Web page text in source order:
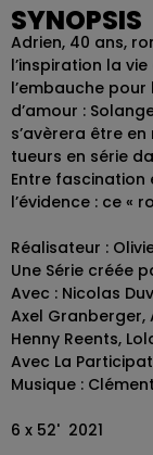
SYNOPSIS
Adrien, 40 ans,
l’inspiration la
l’embauche
d’amour :
s’avèrera être
tueurs en série
Entre fascination
l’évidence : ce «
Réalisateur :
Une Série créée
Avec : Nicolas
Axel Granberger,
Henny Reents,
Avec La
Musique :
6 x 52' 2021